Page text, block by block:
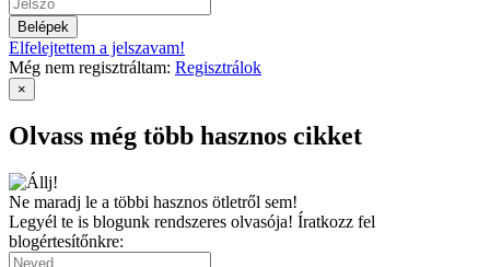
Belépek
Elfelejtettem a jelszavam!
Még nem regisztráltam: Regisztrálok
×
Olvass még több hasznos cikket
Ne maradj le a többi hasznos ötletről sem!
Legyél te is blogunk rendszeres olvasója! Íratkozz fel
blogértesítőnkre: